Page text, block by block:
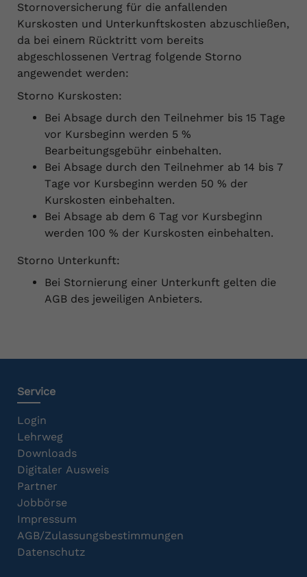
Stornoversicherung für die anfallenden
Kurskosten und Unterkunftskosten abzuschließen,
da bei einem Rücktritt vom bereits
abgeschlossenen Vertrag folgende Storno
angewendet werden:
Storno Kurskosten:
Bei Absage durch den Teilnehmer bis 15 Tage
vor Kursbeginn werden 5 %
Bearbeitungsgebühr einbehalten.
Bei Absage durch den Teilnehmer ab 14 bis 7
Tage vor Kursbeginn werden 50 % der
Kurskosten einbehalten.
Bei Absage ab dem 6 Tag vor Kursbeginn
werden 100 % der Kurskosten einbehalten.
Storno Unterkunft:
Bei Stornierung einer Unterkunft gelten die
AGB des jeweiligen Anbieters.
Service
Login
Lehrweg
Downloads
Digitaler Ausweis
Partner
Jobbörse
Impressum
AGB/Zulassungsbestimmungen
Datenschutz